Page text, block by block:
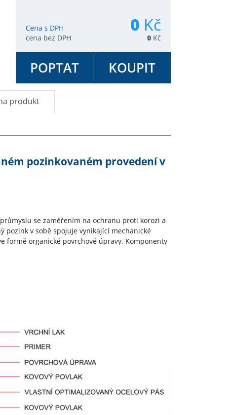
Cena s DPH 0 Kč
cena bez DPH 0 Kč
POPTAT KOUPIT
produkt
pozinkovaném provedení v
se zaměřením na ochranu proti korozi a
pozink v sobě spojuje vynikající mechanické
formě organické povrchové úpravy. Komponenty